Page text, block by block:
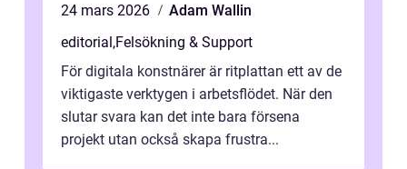
24 mars 2026
Adam Wallin
editorial,Felsökning & Support
För digitala konstnärer är ritplattan ett av de
viktigaste verktygen i arbetsflödet. När den
slutar svara kan det inte bara försena
projekt utan också skapa frustra...